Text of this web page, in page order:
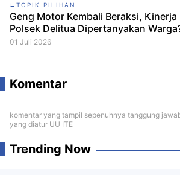
TOPIK PILIHAN
Geng Motor Kembali Beraksi, Kinerja
Polsek Delitua Dipertanyakan
01 Juli 2026
Komentar
komentar yang tampil sepenuhnya tanggung
yang diatur UU ITE
Trending Now